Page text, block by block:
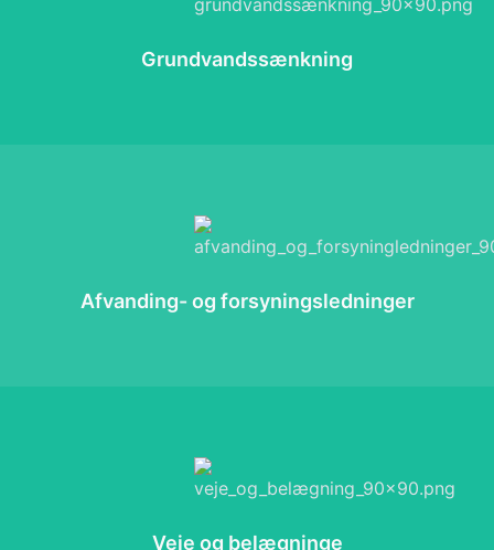
Grundvandssænkning
Afvanding- og forsyningsledninger
Veje og belægninge